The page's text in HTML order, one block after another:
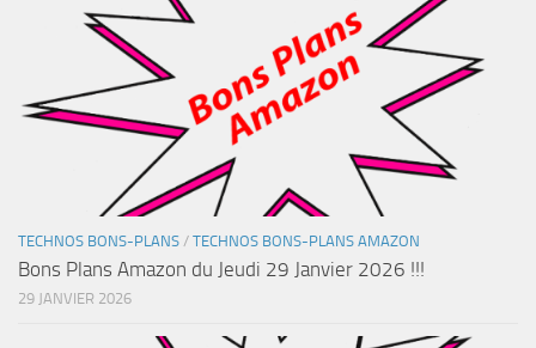
TECHNOS BONS-PLANS / TECHNOS BONS-PLANS AMAZON
Bons Plans Amazon du Jeudi 29 Janvier 2026 !!!
29 JANVIER 2026